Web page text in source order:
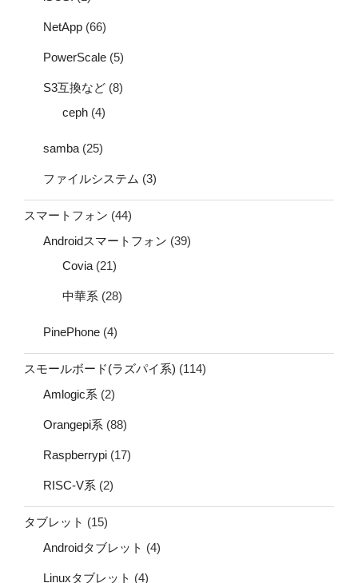
NetApp (66)
PowerScale (5)
S3互換など (8)
ceph (4)
samba (25)
ファイルシステム (3)
スマートフォン (44)
Androidスマートフォン (39)
Covia (21)
中華系 (28)
PinePhone (4)
スモールボード(ラズパイ系) (114)
Amlogic系 (2)
Orangepi系 (88)
Raspberrypi (17)
RISC-V系 (2)
タブレット (15)
Androidタブレット (4)
Linuxタブレット (4)